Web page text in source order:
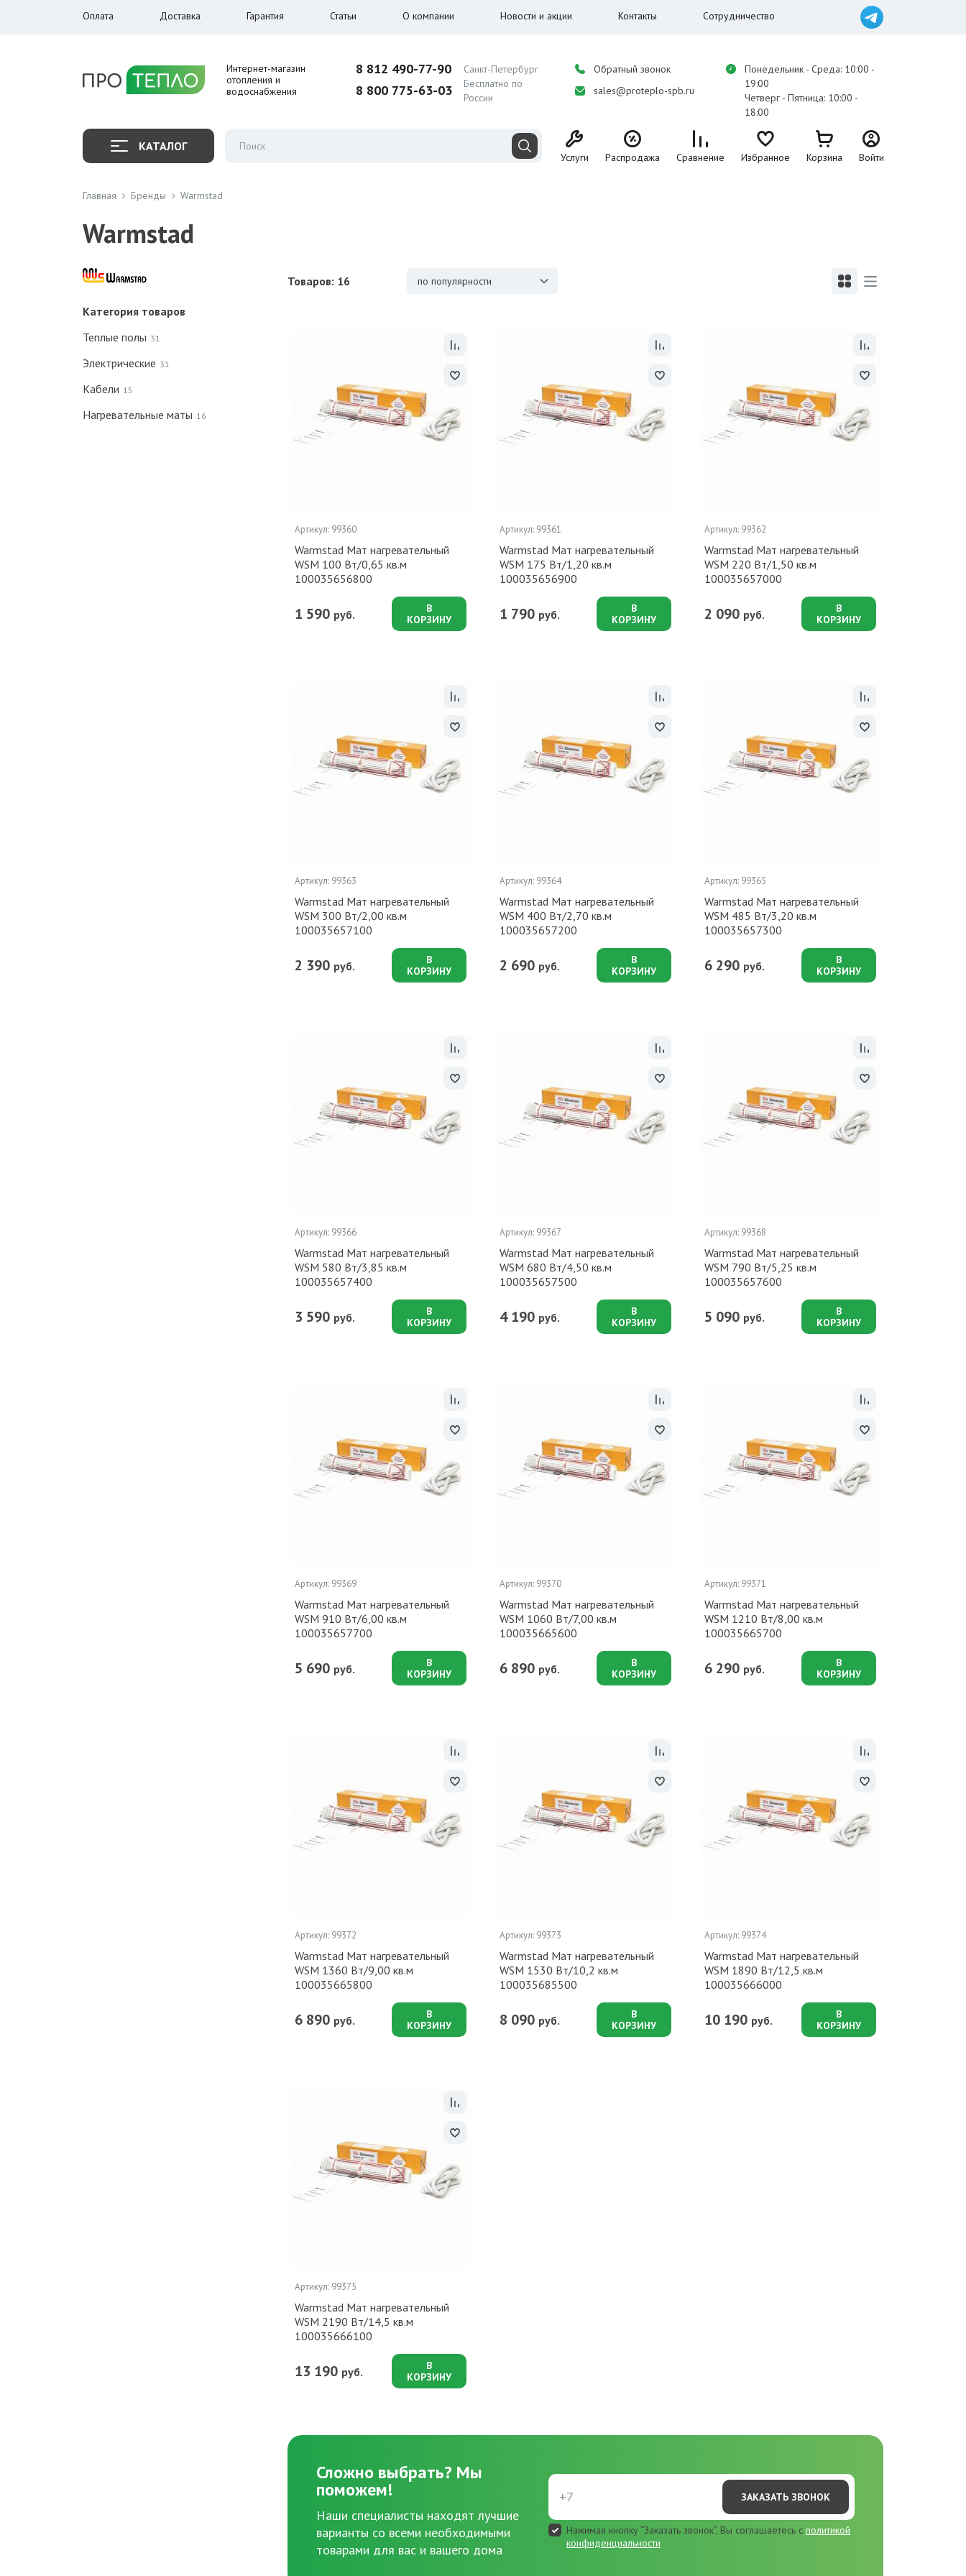
Оплата Доставка Гарантия Статьи О компании Новости и акции Контакты Сотрудничество
Интернет-магазин
отопления и
водоснабжения
8 812 490-77-90 Санкт-Петербург
8 800 775-63-03
Бесплатно по
России
Обратный звонок
sales@proteplo-spb.ru
Понедельник - Среда: 10:00 -
19:00
Четверг - Пятница: 10:00 -
18:00
КАТАЛОГ
Услуги Распродажа Сравнение Избранное Корзина Войти
Главная Бренды Warmstad
Warmstad
Категория товаров
Теплые полы 31
Электрические 31
Кабели 15
Нагревательные маты 16
Товаров: 16 по популярности
Артикул: 99360
Warmstad Мат нагревательный
WSM 100 Вт/0,65 кв.м
100035656800
1 590 руб.
В
КОРЗИНУ
Артикул: 99361
Warmstad Мат нагревательный
WSM 175 Вт/1,20 кв.м
100035656900
1 790 руб.
В
КОРЗИНУ
Артикул: 99362
Warmstad Мат нагревательный
WSM 220 Вт/1,50 кв.м
100035657000
2 090 руб.
В
КОРЗИНУ
Артикул: 99363
Warmstad Мат нагревательный
WSM 300 Вт/2,00 кв.м
100035657100
2 390 руб.
В
КОРЗИНУ
Артикул: 99364
Warmstad Мат нагревательный
WSM 400 Вт/2,70 кв.м
100035657200
2 690 руб.
В
КОРЗИНУ
Артикул: 99365
Warmstad Мат нагревательный
WSM 485 Вт/3,20 кв.м
100035657300
6 290 руб.
В
КОРЗИНУ
Артикул: 99366
Warmstad Мат нагревательный
WSM 580 Вт/3,85 кв.м
100035657400
3 590 руб.
В
КОРЗИНУ
Артикул: 99367
Warmstad Мат нагревательный
WSM 680 Вт/4,50 кв.м
100035657500
4 190 руб.
В
КОРЗИНУ
Артикул: 99368
Warmstad Мат нагревательный
WSM 790 Вт/5,25 кв.м
100035657600
5 090 руб.
В
КОРЗИНУ
Артикул: 99369
Warmstad Мат нагревательный
WSM 910 Вт/6,00 кв.м
100035657700
5 690 руб.
В
КОРЗИНУ
Артикул: 99370
Warmstad Мат нагревательный
WSM 1060 Вт/7,00 кв.м
100035665600
6 890 руб.
В
КОРЗИНУ
Артикул: 99371
Warmstad Мат нагревательный
WSM 1210 Вт/8,00 кв.м
100035665700
6 290 руб.
В
КОРЗИНУ
Артикул: 99372
Warmstad Мат нагревательный
WSM 1360 Вт/9,00 кв.м
100035665800
6 890 руб.
В
КОРЗИНУ
Артикул: 99373
Warmstad Мат нагревательный
WSM 1530 Вт/10,2 кв.м
100035685500
8 090 руб.
В
КОРЗИНУ
Артикул: 99374
Warmstad Мат нагревательный
WSM 1890 Вт/12,5 кв.м
100035666000
10 190 руб.
В
КОРЗИНУ
Артикул: 99375
Warmstad Мат нагревательный
WSM 2190 Вт/14,5 кв.м
100035666100
13 190 руб.
В
КОРЗИНУ
Сложно выбрать? Мы
поможем!
Наши специалисты находят лучшие
варианты со всеми необходимыми
товарами для вас и вашего дома
ЗАКАЗАТЬ ЗВОНОК
Нажимая кнопку “Заказать звонок”, Вы соглашаетесь с политикой
конфиденциальности